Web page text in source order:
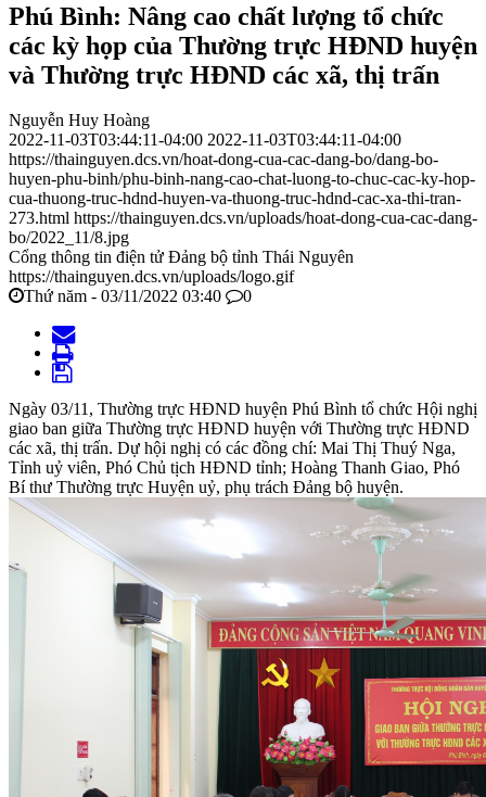
Phú Bình: Nâng cao chất lượng tổ chức
các kỳ họp của Thường trực HĐND huyện
và Thường trực HĐND các xã, thị trấn
Nguyễn Huy Hoàng
2022-11-03T03:44:11-04:00 2022-11-03T03:44:11-04:00
https://thainguyen.dcs.vn/hoat-dong-cua-cac-dang-bo/dang-bo-
huyen-phu-binh/phu-binh-nang-cao-chat-luong-to-chuc-cac-ky-hop-
cua-thuong-truc-hdnd-huyen-va-thuong-truc-hdnd-cac-xa-thi-tran-
273.html https://thainguyen.dcs.vn/uploads/hoat-dong-cua-cac-dang-
bo/2022_11/8.jpg
Cổng thông tin điện tử Đảng bộ tỉnh Thái Nguyên
https://thainguyen.dcs.vn/uploads/logo.gif
Thứ năm - 03/11/2022 03:40
0
Ngày 03/11, Thường trực HĐND huyện Phú Bình tổ chức Hội nghị
giao ban giữa Thường trực HĐND huyện với Thường trực HĐND
các xã, thị trấn. Dự hội nghị có các đồng chí: Mai Thị Thuý Nga,
Tỉnh uỷ viên, Phó Chủ tịch HĐND tỉnh; Hoàng Thanh Giao, Phó
Bí thư Thường trực Huyện uỷ, phụ trách Đảng bộ huyện.